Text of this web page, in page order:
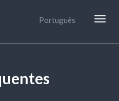
Português